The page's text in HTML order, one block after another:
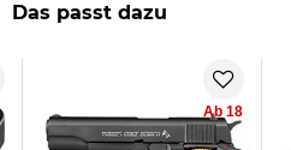
Hinweis: Richtiger
Herstellerinformationen
Das passt dazu
Ab 18